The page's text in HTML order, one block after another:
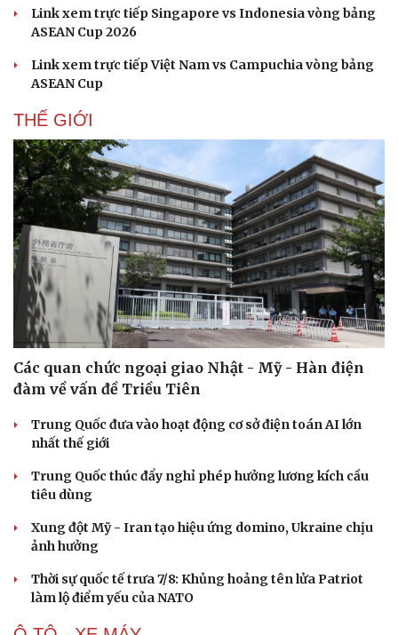
Du lịch
Tư vấn
Săn Tour
Podcast
Link xem trực tiếp Singapore vs Indonesia vòng bảng
ASEAN Cup 2026
Link xem trực tiếp Việt Nam vs Campuchia vòng bảng
ASEAN Cup
THẾ GIỚI
Các quan chức ngoại giao Nhật - Mỹ - Hàn điện
đàm về vấn đề Triều Tiên
Trung Quốc đưa vào hoạt động cơ sở điện toán AI lớn
nhất thế giới
Trung Quốc thúc đẩy nghỉ phép hưởng lương kích cầu
tiêu dùng
Xung đột Mỹ - Iran tạo hiệu ứng domino, Ukraine chịu
ảnh hưởng
Thời sự quốc tế trưa 7/8: Khủng hoảng tên lửa Patriot
làm lộ điểm yếu của NATO